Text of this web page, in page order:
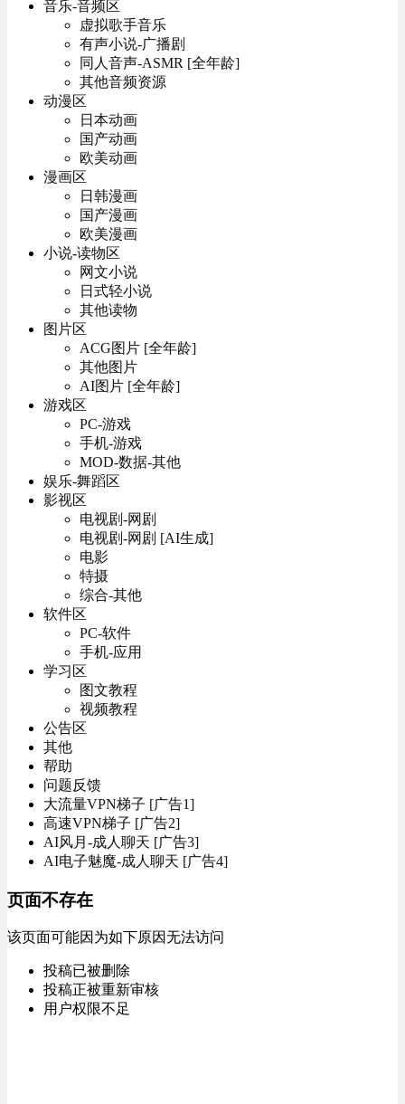
音乐-音频区
虚拟歌手音乐
有声小说-广播剧
同人音声-ASMR [全年龄]
其他音频资源
动漫区
日本动画
国产动画
欧美动画
漫画区
日韩漫画
国产漫画
欧美漫画
小说-读物区
网文小说
日式轻小说
其他读物
图片区
ACG图片 [全年龄]
其他图片
AI图片 [全年龄]
游戏区
PC-游戏
手机-游戏
MOD-数据-其他
娱乐-舞蹈区
影视区
电视剧-网剧
电视剧-网剧 [AI生成]
电影
特摄
综合-其他
软件区
PC-软件
手机-应用
学习区
图文教程
视频教程
公告区
其他
帮助
问题反馈
大流量VPN梯子 [广告1]
高速VPN梯子 [广告2]
AI风月-成人聊天 [广告3]
AI电子魅魔-成人聊天 [广告4]
页面不存在
该页面可能因为如下原因无法访问
投稿已被删除
投稿正被重新审核
用户权限不足